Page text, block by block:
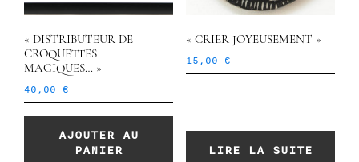
« DISTRIBUTEUR DE
CROQUETTES
MAGIQUES… »
40,00 €
AJOUTER AU
PANIER
« CRIER JOYEUSEMENT »
15,00 €
LIRE LA SUITE